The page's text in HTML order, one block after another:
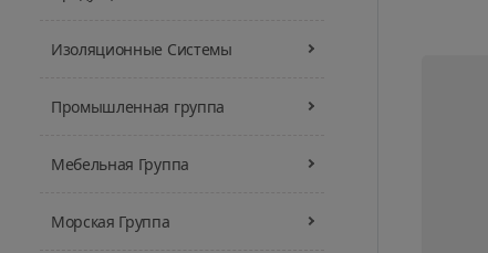
Изоляционные Системы
Промышленная группа
Мебельная Группа
Морская Группа